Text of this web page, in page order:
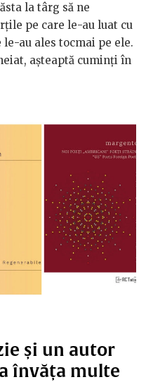
la târg să ne
pe care le-au luat cu
le-au ales tocmai pe ele.
așteaptă cuminți în
și un autor
învăța multe